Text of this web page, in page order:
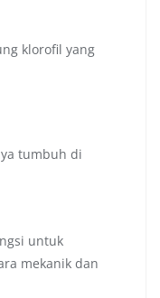
klorofil yang
tumbuh di
untuk
mekanik dan